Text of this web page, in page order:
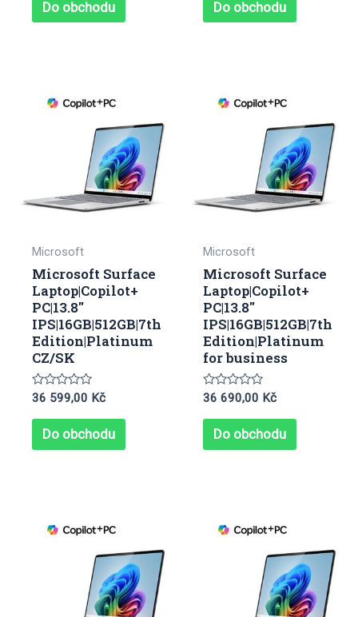
Do obchodu Do obchodu
Microsoft
Microsoft Surface
Laptop|Copilot+
PC|13.8″
IPS|16GB|512GB|7th
Edition|Platinum
CZ/SK
Hodnocení
z
36 599,00 Kč
Do obchodu
Microsoft
Microsoft Surface
Laptop|Copilot+
PC|13.8″
IPS|16GB|512GB|7th
Edition|Platinum
for business
Hodnocení
z
36 690,00 Kč
Do obchodu